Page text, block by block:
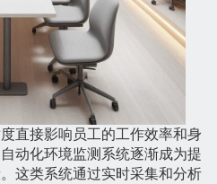
直接影响员工的工作效率和身
动化环境监测系统逐渐成为提
这类系统通过实时采集和分析